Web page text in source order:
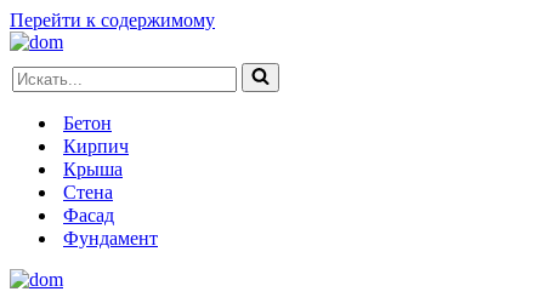
Перейти к содержимому
Искать...
Бетон
Кирпич
Крыша
Стена
Фасад
Фундамент